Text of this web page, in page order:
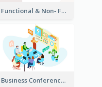
Functional & Non- Functional Requirements Illustration
Business Conference Illustration